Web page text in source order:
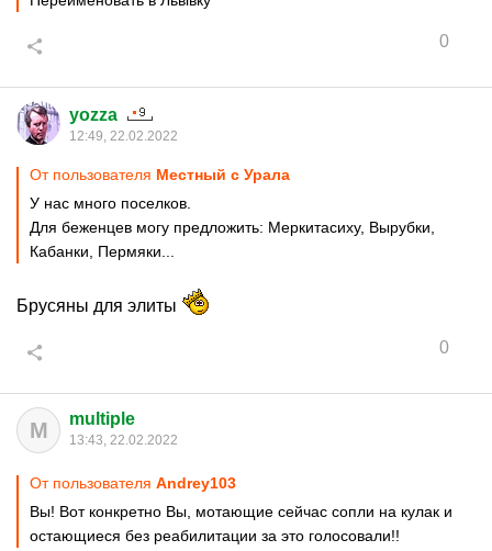
0
yozza
12:49, 22.02.2022
От пользователя Местный с Урала
У нас много поселков.
Для беженцев могу предложить: Меркитасиху, Вырубки,
Кабанки, Пермяки...
Брусяны для элиты
0
M multiple
13:43, 22.02.2022
От пользователя Andrey103
Вы! Вот конкретно Вы, мотающие сейчас сопли на кулак и
остающиеся без реабилитации за это голосовали!!